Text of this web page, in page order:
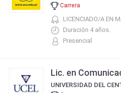
Carrera
LICENCIADO/A EN
Duración 4 años.
Presencial
Lic. en